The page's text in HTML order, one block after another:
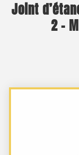
Joint
2 –